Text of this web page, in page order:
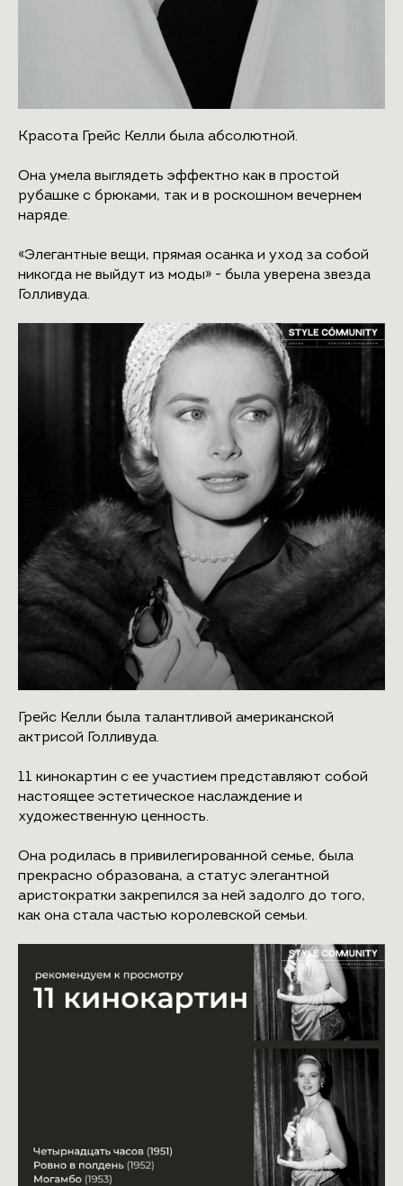
Красота Грейс Келли была абсолютной.
Она умела выглядеть эффектно как в простой
рубашке с брюками, так и в роскошном вечернем
наряде.
«Элегантные вещи, прямая осанка и уход за собой
никогда не выйдут из моды» - была уверена звезда
Голливуда.
Грейс Келли была талантливой американской
актрисой Голливуда.
11 кинокартин с ее участием представляют собой
настоящее эстетическое наслаждение и
художественную ценность.
Она родилась в привилегированной семье, была
прекрасно образована, а статус элегантной
аристократки закрепился за ней задолго до того,
как она стала частью королевской семьи.